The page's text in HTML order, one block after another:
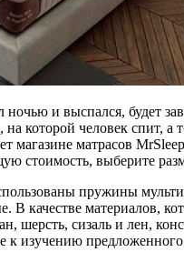
ночью и выспался, будет
которой человек спит,
магазине матрасов
стоимость, выберите
пружины
качестве материалов,
шерсть, сизаль и лен,
изучению